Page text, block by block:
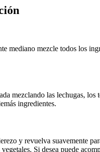
mediano mezcle todos los
mezclando las lechugas, los
ingredientes.
y revuelva suavemente
Si desea puede